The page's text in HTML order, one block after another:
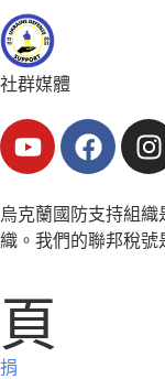
社群媒體
烏克蘭國防支持組
織。我們的聯邦稅
頁
捐